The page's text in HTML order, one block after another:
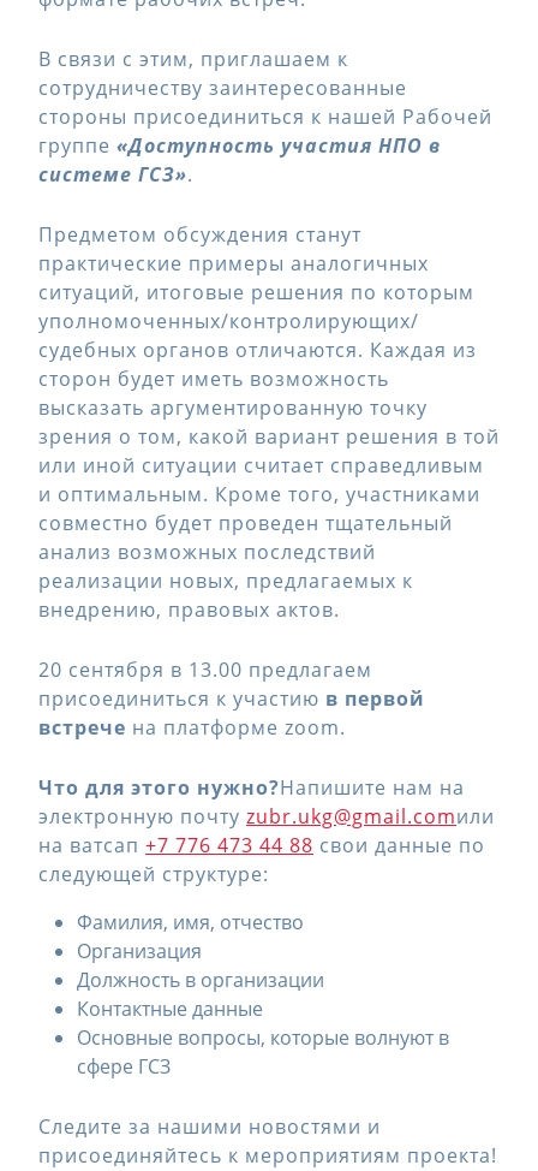
В связи с этим, приглашаем к
сотрудничеству заинтересованные
стороны присоединиться к нашей Рабочей
группе «Доступность участия НПО в
системе ГСЗ».
Предметом обсуждения станут
практические примеры аналогичных
ситуаций, итоговые решения по которым
уполномоченных/контролирующих/
судебных органов отличаются. Каждая из
сторон будет иметь возможность
высказать аргументированную точку
зрения о том, какой вариант решения в той
или иной ситуации считает справедливым
и оптимальным. Кроме того, участниками
совместно будет проведен тщательный
анализ возможных последствий
реализации новых, предлагаемых к
внедрению, правовых актов.
20 сентября в 13.00 предлагаем
присоединиться к участию в первой
встрече на платформе zoom.
Что для этого нужно?Напишите нам на
электронную почту zubr.ukg@gmail.comили
на ватсап +7 776 473 44 88 свои данные по
следующей структуре:
Фамилия, имя, отчество
Организация
Должность в организации
Контактные данные
Основные вопросы, которые волнуют в
сфере ГСЗ
Следите за нашими новостями и
присоединяйтесь к мероприятиям проекта!